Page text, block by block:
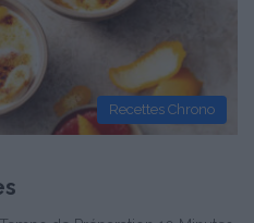
Recettes Chrono